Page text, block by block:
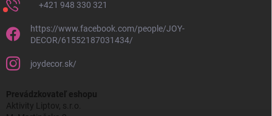
+421 948 330 321
https://www.facebook.com/people/JOY-
DECOR/61552187031434/
joydecor.sk/
Prevádzkovateľ eshopu
Aktivity Liptov, s.r.o.